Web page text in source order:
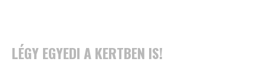
LÉGY EGYEDI A KERTBEN IS!